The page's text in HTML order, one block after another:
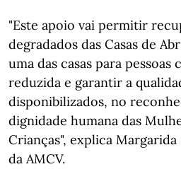
"Este apoio vai permitir
degradados das Casas de
uma das casas para pessoas
reduzida e garantir a
disponibilizados, no
dignidade humana das
Crianças", explica
da AMCV.